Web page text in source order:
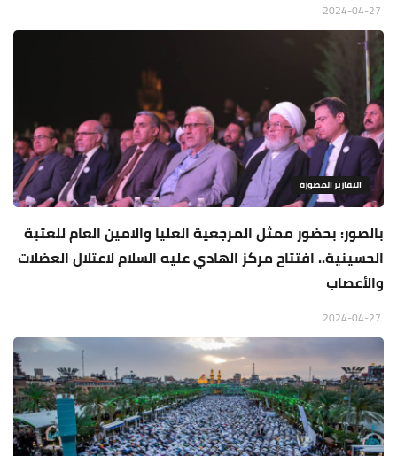
التقارير المصورة
بالصور: بحضور ممثل المرجعية العليا والامين العام للعتبة
الحسينية.. افتتاح مركز الهادي عليه السلام لاعتلال العضلات
والأعصاب